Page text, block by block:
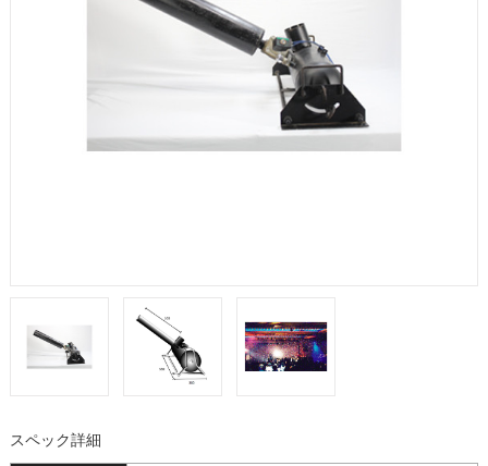
スペック詳細